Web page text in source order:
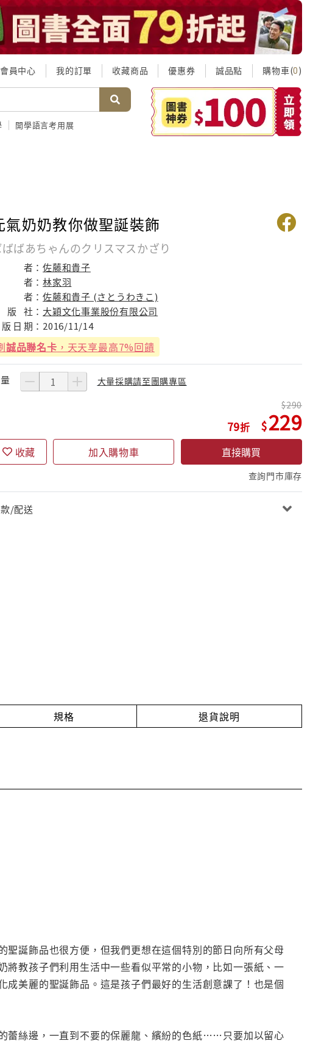
會員中心 我的訂單 收藏商品 優惠券 誠品點 購物車(0)
開學語言考用展
氣奶奶教你做聖誕裝飾
ばあちゃんのクリスマスかざり
者：佐藤和貴子
者：林家羽
者：佐藤和貴子 (さとうわきこ)
版 社： 大穎文化事業股份有限公司
版 日 期： 2016/11/14
誠品聯名卡 ，天天享最高7%回饋
大量採購請至團購專區
79
290
229
收藏 加入購物車 直接購買
查詢門市庫存
/配送
規格 退貨說明
誕飾品也很方便，但我們更想在這個特別的節日向所有父母
教孩子們利用生活中一些看似平常的小物，比如一張紙、一
美麗的聖誕飾品。這是孩子們最好的生活創意課了！也是個
絲邊，一直到不要的保麗龍、繽紛的色紙……只要加以留心